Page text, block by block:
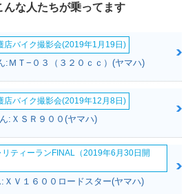
んな人たちが乗ってます
店バイク撮影会(2019年1月19日)
:ＭＴ−０３（３２０ｃｃ）(ヤマハ)
店バイク撮影会(2019年12月8日)
:ＸＳＲ９００(ヤマハ)
リティーランFINAL（2019年6月30日開
ＸＶ１６００ロードスター(ヤマハ)